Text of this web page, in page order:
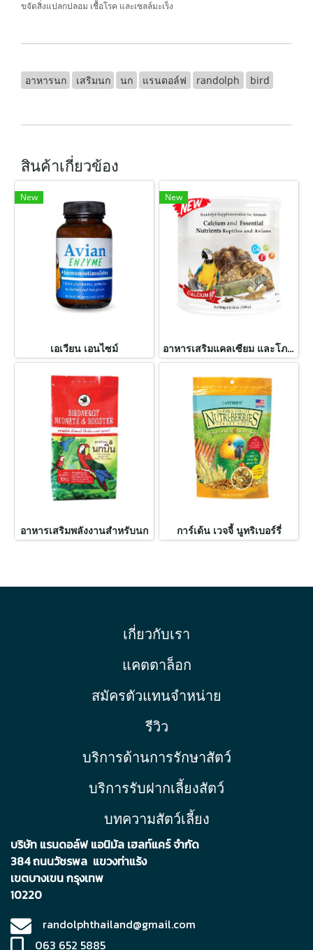
ขจัดสิ่งแปลกปลอม เชื้อโรค และเซลล์มะเร็ง
อาหารนก เสริมนก นก แรนดอล์ฟ randolph bird
สินค้าเกี่ยวข้อง
New
เอเวียน เอนไซม์
New
อาหารเสริมแคลเซียม และโภชนาการให้สมบูรณ์ยิ่งขึ้น
อาหารเสริมพลังงานสำหรับนก การ์เด้น เวจจี้ นูทริเบอร์รี่
เกี่ยวกับเรา
แคตตาล็อก
สมัครตัวแทนจำหน่าย
รีวิว
บริการด้านการรักษาสัตว์
บริการรับฝากเลี้ยงสัตว์
บทความสัตว์เลี้ยง
บริษัท แรนดอล์ฟ แอนิมัล เฮลท์แคร์ จำกัด
384 ถนนวัชรพล แขวงท่าแร้ง
เขตบางเขน กรุงเทพ
10220
randolphthailand@gmail.com
063 652 5885